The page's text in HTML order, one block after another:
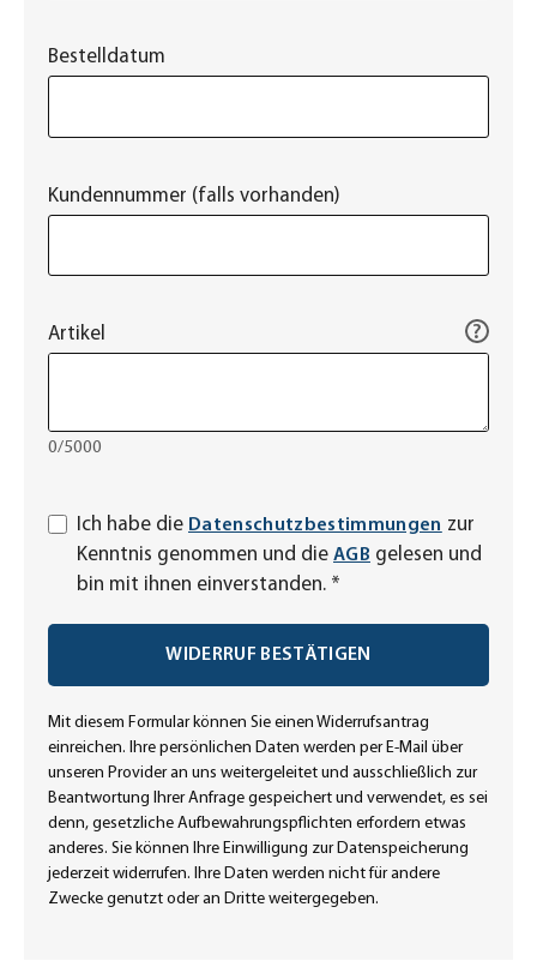
Bestelldatum
Kundennummer (falls vorhanden)
Artikel ?
0/5000
Ich habe die Datenschutzbestimmungen zur
Kenntnis genommen und die AGB gelesen und
bin mit ihnen einverstanden. *
WIDERRUF BESTÄTIGEN
Mit diesem Formular können Sie einen Widerrufsantrag
einreichen. Ihre persönlichen Daten werden per E-Mail über
unseren Provider an uns weitergeleitet und ausschließlich zur
Beantwortung Ihrer Anfrage gespeichert und verwendet, es sei
denn, gesetzliche Aufbewahrungspflichten erfordern etwas
anderes. Sie können Ihre Einwilligung zur Datenspeicherung
jederzeit widerrufen. Ihre Daten werden nicht für andere
Zwecke genutzt oder an Dritte weitergegeben.